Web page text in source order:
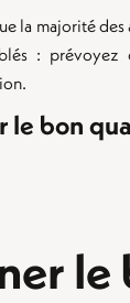
la majorité
: prévoyez
le bon
le